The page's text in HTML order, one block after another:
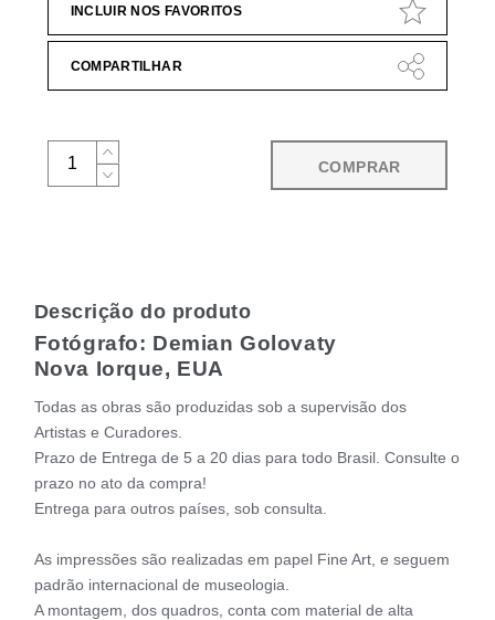
INCLUIR NOS FAVORITOS
COMPARTILHAR
COMPRAR
Descrição do produto
Fotógrafo: Demian Golovaty
Nova Iorque, EUA
Todas as obras são produzidas sob a supervisão dos
Artistas e Curadores.
Prazo de Entrega de 5 a 20 dias para todo Brasil. Consulte o
prazo no ato da compra!
Entrega para outros países, sob consulta.
As impressões são realizadas em papel Fine Art, e seguem
padrão internacional de museologia.
A montagem, dos quadros, conta com material de alta